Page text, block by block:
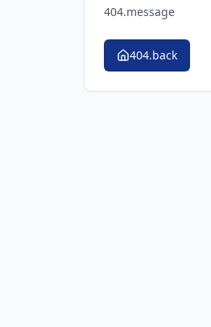
404.message
404.back